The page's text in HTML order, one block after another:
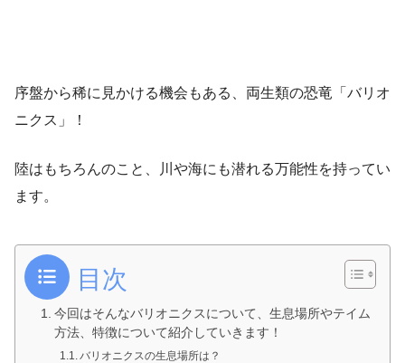
序盤から稀に見かける機会もある、両生類の恐竜「バリオ
ニクス」！
陸はもちろんのこと、川や海にも潜れる万能性を持ってい
ます。
目次
今回はそんなバリオニクスについて、生息場所やテイム
方法、特徴について紹介していきます！
バリオニクスの生息場所は？